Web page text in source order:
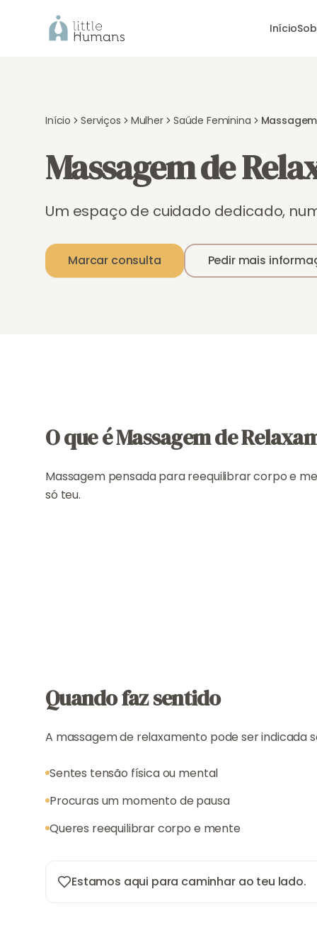
Início
Início Serviços Mulher Saúde Feminina
Massagem de
Um espaço de cuidado dedicado,
Marcar consulta Pedir mais
O que é Massagem de
Massagem pensada para reequilibrar corpo e
só teu.
Quando faz sentido
A massagem de relaxamento pode ser indicada
Sentes tensão física ou mental
Procuras um momento de pausa
Queres reequilibrar corpo e mente
Estamos aqui para caminhar ao teu lado.